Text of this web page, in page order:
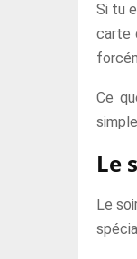
Si tu
carte
Ce
Le
Le